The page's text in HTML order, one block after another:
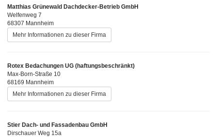
Matthias Grünewald Dachdecker-Betrieb GmbH
Welfenweg 7
68307 Mannheim
Mehr Informationen zu dieser Firma
Rotex Bedachungen UG (haftungsbeschränkt)
Max-Born-Straße 10
68169 Mannheim
Mehr Informationen zu dieser Firma
Stier Dach- und Fassadenbau GmbH
Dirschauer Weg 15a